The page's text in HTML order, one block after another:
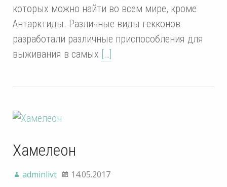
которых можно найти во всем мире, кроме
Антарктиды. Различные виды гекконов
разработали различные приспособления для
выживания в самых […]
Хамелеон
adminlivt 14.05.2017